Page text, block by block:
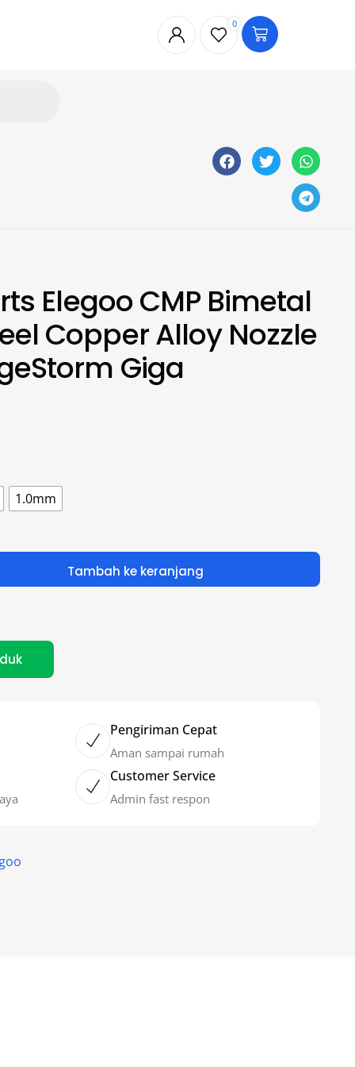
0
Elegoo CMP Bimetal
Copper Alloy Nozzle
Giga
1.0mm
Tambah ke keranjang
Pengiriman Cepat
Aman sampai rumah
Customer Service
Admin fast respon